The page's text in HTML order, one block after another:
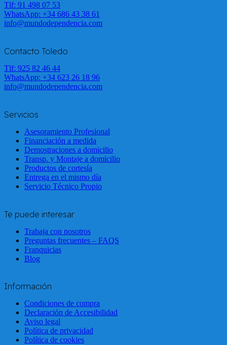
Tlf: 91 498 07 53
WhatsApp: +34 686 43 38 61
info@mundodependencia.com
Contacto Toledo
Tlf: 925 82 46 44
WhatsApp: +34 623 26 18 96
info@mundodependencia.com
Servicios
Asesoramiento Profesional
Financiación a medida
Demostraciones a domicilio
Transp. y Montaje a domicilio
Productos de cortesía
Entrega en el mismo día
Servicio Técnico Propio
Te puede interesar
Trabaja con nosotros
Preguntas frecuentes – FAQS
Franquicias
Blog
Información
Condiciones de compra
Declaración de Accesibilidad
Aviso legal
Política de privacidad
Política de cookies